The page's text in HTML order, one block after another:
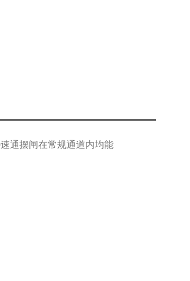
通摆闸在常规通道内均能